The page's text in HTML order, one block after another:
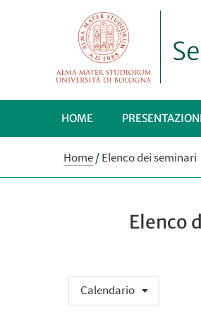
HOME
Home/Elenco dei seminari
Elenco
Calendario